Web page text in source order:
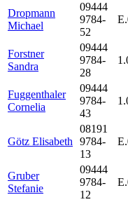
Dropmann
Michael
09444
9784-
52
Forstner
Sandra
09444
9784-
28
Fuggenthaler
Cornelia
09444
9784-
43
Götz Elisabeth
08191
9784-
13
Gruber
Stefanie
09444
9784-
12